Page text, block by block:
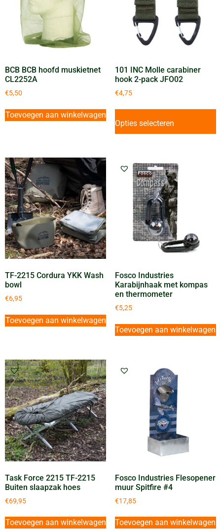
BCB BCB hoofd muskietnet
CL2252A
€5,50
Toevoegen aan winkelwagen
101 INC Molle carabiner
hook 2-pack JFO02
€4,75
Opties selecteren
TF-2215 Cordura YKK Wash
bowl
€6,95
Toevoegen aan winkelwagen
Fosco Industries
Karabijnhaak met kompas
en thermometer
€5,25
Toevoegen aan winkelwagen
Task Force 2215 TF-2215
Buiten slaapzak hoes
€69,95
Toevoegen aan winkelwagen
Fosco Industries Flesopener
muur Spitfire #4
€17,85
Toevoegen aan winkelwagen